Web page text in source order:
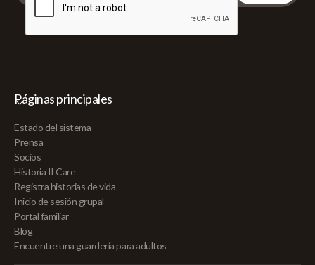
Páginas principales
Estado del sistema
Prensa
Socios
Historia II Care
Registra historias de vida
Inicio de sesión grupal
Portal familiar
Blog
Encuentre una guardería para adultos